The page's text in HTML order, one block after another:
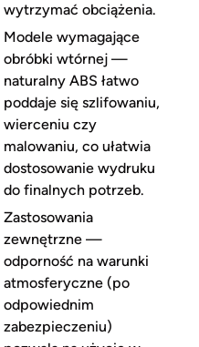
wytrzymać obciążenia.
Modele wymagające
obróbki wtórnej —
naturalny ABS łatwo
poddaje się szlifowaniu,
wierceniu czy
malowaniu, co ułatwia
dostosowanie wydruku
do finalnych potrzeb.
Zastosowania
zewnętrzne —
odporność na warunki
atmosferyczne (po
odpowiednim
zabezpieczeniu)